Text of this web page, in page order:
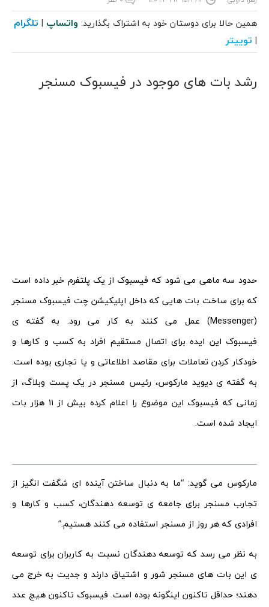
همین حالا برای دوستان خود به اشتراک بگذارید: واتساپ | تلگرام
| توییتر
رشد بات های موجود در فیسبوک مسنجر
حدود سه ماهی می شود که فیسبوک از یک پلتفرم خبر داده است
که برای ساخت بات هایی که داخل اپلیکیشن چت فیسبوک مسنجر
(Messenger) عمل می کنند به کار می رود. به گفته ی
فیسبوک این ایده برای اتصال مستقیم افراد به کسب و کارها و
خودکار کردن تعاملات برای مقاصد اطلاعاتی و یا تجاری بوده است.
به گفته ی دیوید مارکوس، رئیس مسنجر در یک پست وبلاگ، از
زمانی که فیسبوک این موضوع را اعلام کرده بیش از ۱۱ هزار بات
ایجاد شده است.
مارکوس می گوید: “ما به دنبال ساختن آینده ای شگفت انگیز از
تجارب مسنجر برای جامعه ی توسعه دهندگان، کسب و کارها و
افرادی که هر روز از مسنجر استفاده می کنند هستیم.”
به نظر می رسد که توسعه دهندگان نسبت به کاربران برای توسعه
ی این بات های مسنجر شور و اشتیاق دارند و جدیت به خرج می
دهند؛ حداقل تاکنون اینگونه بوده است. فیسبوک تاکنون هیچ عدد